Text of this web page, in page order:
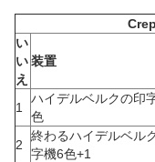
い
い
え
装置
1
ハイデルベルクの印
色
2
終わるハイデルベル
字機6色+1